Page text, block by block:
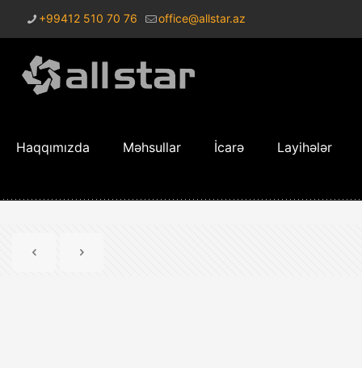
+99412 510 70 76 office@allstar.az
Haqqımızda Məhsullar İcarə Layihələr